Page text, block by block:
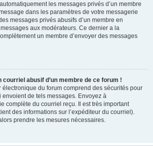
les messages privés d’un membre
dans les paramètres de votre messagerie
messages privés abusifs d’un membre en
aux modérateurs. Ce dernier a la
un membre d’envoyer des messages
courriel abusif d’un membre de ce forum !
électronique du forum comprend des sécurités pour
de tels messages. Envoyez à
complète du courriel reçu. Il est très important
des informations sur l’expéditeur du courriel).
prendre les mesures nécessaires.